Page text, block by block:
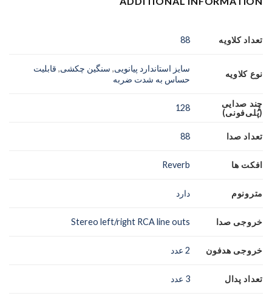
تعداد کلاویه 88
نوع کلاویه
سایز استاندارد پیانویی, سنگین چکشی, قابلیت
حساس به شدت ضربه
چند صدایی
(پُلی‌فونی)
128
تعداد صدا 88
افکت ها Reverb
مترونوم دارد
خروجی صدا Stereo left/right RCA line outs
خروجی هدفون 2 عدد
تعداد پدال 3 عدد